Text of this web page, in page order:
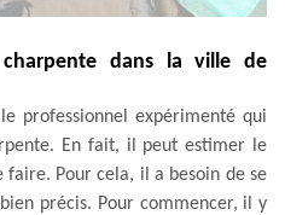
dans la ville de
professionnel expérimenté qui
En fait, il peut estimer le
faire. Pour cela, il a besoin de se
précis. Pour commencer, il y